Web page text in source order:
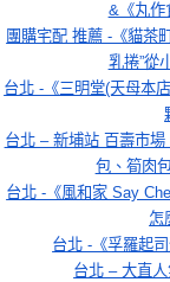
&《丸作
團購宅配 推薦 -《貓茶
乳捲”從
台北 -《三明堂(天母本
台北 – 新埔站 百壽市
包、筍肉
台北 -《風和家 Say
怎
台北 -《孚羅起
台北 – 大直